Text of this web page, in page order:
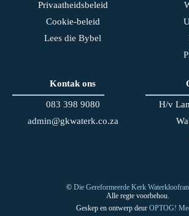
Privaatheidsbeleid
Cookie-beleid
Lees die Bybel
Kontak ons
083 398 9080
admin@gkwaterk.co.za
H/v
© Die Gereformeerde Kerk
Alle regte voorbehou.
Geskep en ontwerp deur OPTOG!